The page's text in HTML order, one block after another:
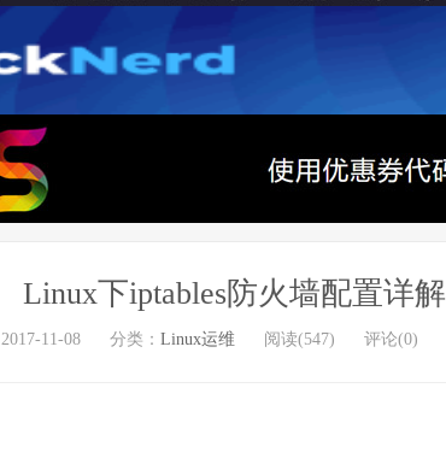
Linux下iptables防火墙配置详解
2017-11-08 分类： Linux运维 阅读(547) 评论(0)